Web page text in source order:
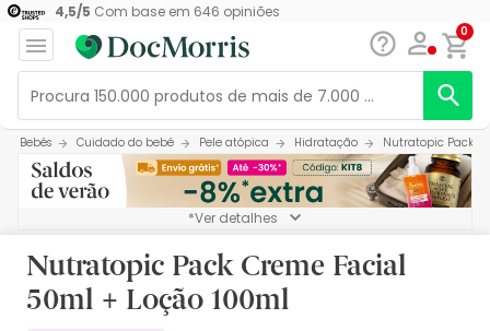
4,5/5 Com base em 646 opiniões
0
Bebés Cuidado do bebé Pele atópica Hidratação Nutratopic Pack
*Ver detalhes
Nutratopic Pack Creme Facial
50ml + Loção 100ml